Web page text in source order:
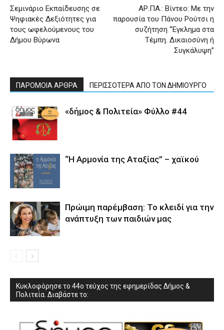
Σεμινάριο Εκπαίδευσης σε
Ψηφιακές Δεξιότητες για
τους ωφελούμενους του
Δήμου Βύρωνα
ΑΡ.ΠΑ.: Βίντεο: Με την
παρουσία του Πάνου Ρούτσι η
συζήτηση “Έγκλημα στα
Τέμπη. Δικαιοσύνη ή
Συγκάλυψη”
ΠΑΡΟΜΟΙΑ ΑΡΘΡΑ ΠΕΡΙΣΣΟΤΕΡΑ ΑΠΟ ΤΟΝ ΔΗΜΙΟΥΡΓΟ
«δήμος & Πολιτεία» Φύλλο #44
“Η Αρμονία της Αταξίας” – χαϊκού
Πρώιμη παρέμβαση: Το κλειδί για την
ανάπτυξη των παιδιών µας
Κυκλοφόρησε το 44ο τεύχος της εφημερίδας Δήμος &
Πολιτεία. Διαβάστε το: